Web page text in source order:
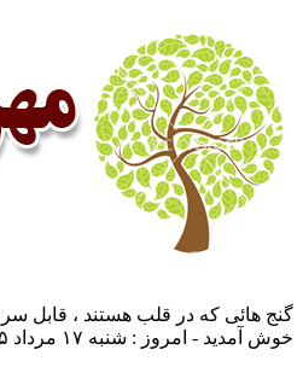
گنج هائی که در قلب هستند ، قابل
خوش آمدید - امروز : شنبه ۱۷ مرداد ۱۴۰۵